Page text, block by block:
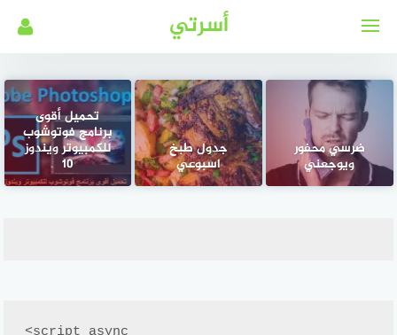
أسرتي
ضرسي محفور
ويوجعني
جدول طبخ
اسبوعي
تحميل أقوى
برنامج فوتوشوب
للكمبيوتر ويندوز
10
<script async